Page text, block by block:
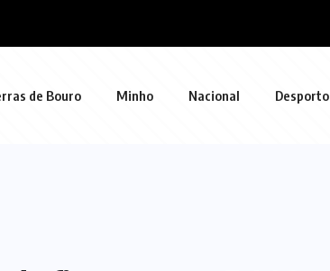
de Bouro Minho Nacional Desporto